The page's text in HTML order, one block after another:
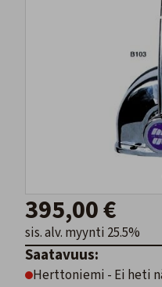
395,00 €
sis. alv. myynti 25.5%
Saatavuus:
Herttoniemi - Ei heti